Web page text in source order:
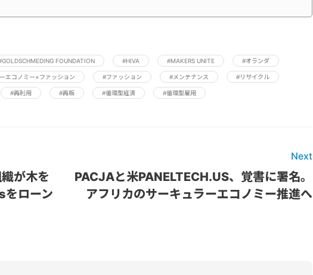
FOUNDATION #HIVA #MAKERS UNITE #オランダ
エコノミー×ファッション #ファッション #メンテナンス #リサイクル
#再利用 #再販 #循環型経済 #循環型雇用
が木を
をローン
Next
PACJAと米PANELTECH.US、覚書に署名。
アフリカのサーキュラーエコノミー推進へ